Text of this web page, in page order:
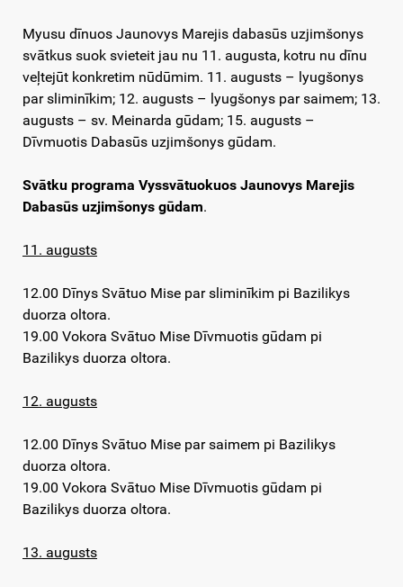
Myusu dīnuos Jaunovys Marejis dabasūs uzjimšonys
svātkus suok svieteit jau nu 11. augusta, kotru nu dīnu
veļtejūt konkretim nūdūmim. 11. augusts – lyugšonys
par sliminīkim; 12. augusts – lyugšonys par saimem; 13.
augusts – sv. Meinarda gūdam; 15. augusts –
Dīvmuotis Dabasūs uzjimšonys gūdam.
Svātku programa Vyssvātuokuos Jaunovys Marejis
Dabasūs uzjimšonys gūdam.
11. augusts
12.00 Dīnys Svātuo Mise par sliminīkim pi Bazilikys
duorza oltora.
19.00 Vokora Svātuo Mise Dīvmuotis gūdam pi
Bazilikys duorza oltora.
12. augusts
12.00 Dīnys Svātuo Mise par saimem pi Bazilikys
duorza oltora.
19.00 Vokora Svātuo Mise Dīvmuotis gūdam pi
Bazilikys duorza oltora.
13. augusts